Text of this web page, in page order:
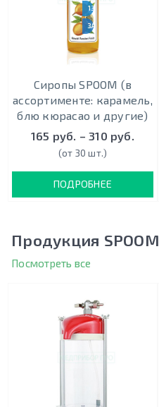
130 ВКУСОВ
ЗАКАЗ ОТ 10000 РУБ.
Сиропы SPOOM (в
ассортименте: карамель,
блю кюрасао и другие)
165 руб. – 310 руб.
(от 30 шт.)
ПОДРОБНЕЕ
Продукция SPOOM
Посмотреть все